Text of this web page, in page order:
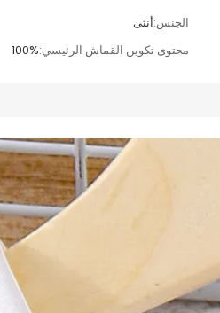
الجنس:أنثى
محتوى تكوين القماش الرئيسي:100%